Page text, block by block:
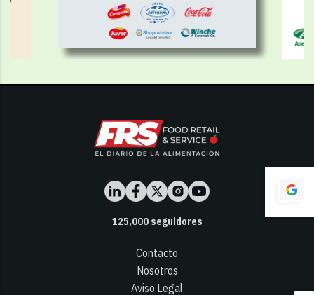
125,000seguidores
Contacto
Nosotros
Aviso Legal